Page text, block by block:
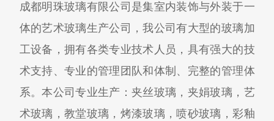
成都明珠玻璃有限公司是集室内装饰与外装于一
体的艺术玻璃生产公司，我公司有大型的玻璃加
工设备，拥有各类专业技术人员，具有强大的技
术支持、专业的管理团队和体制、完整的管理体
系。本公司专业生产：夹丝玻璃，夹娟玻璃，艺
术玻璃，教堂玻璃，烤漆玻璃，喷砂玻璃，彩釉